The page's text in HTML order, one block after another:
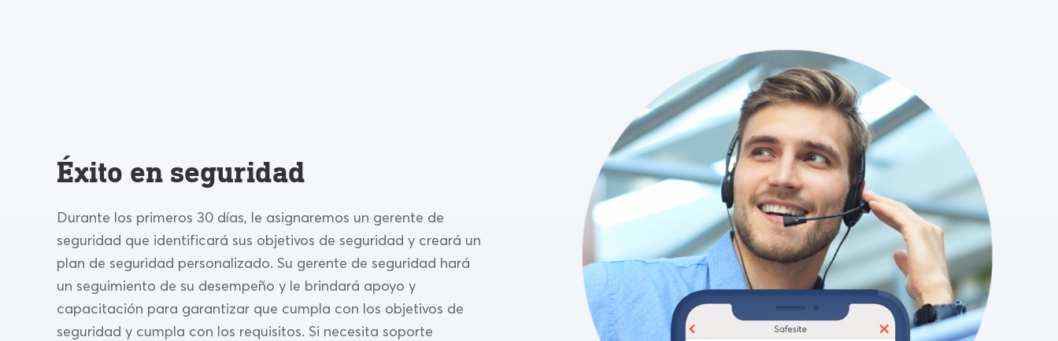
Éxito en seguridad
Durante los primeros 30 días, le asignaremos un gerente de
seguridad que identificará sus objetivos de seguridad y creará un
plan de seguridad personalizado. Su gerente de seguridad hará
un seguimiento de su desempeño y le brindará apoyo y
capacitación para garantizar que cumpla con los objetivos de
seguridad y cumpla con los requisitos. Si necesita soporte